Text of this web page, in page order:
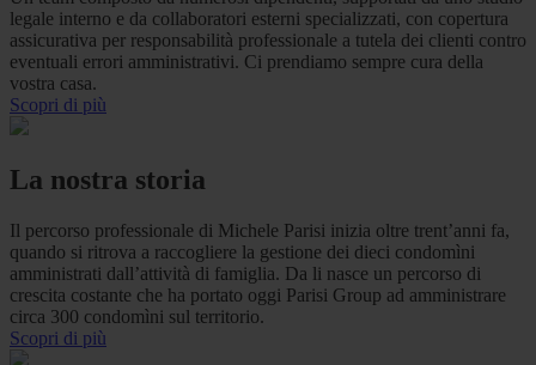
legale interno e da collaboratori esterni specializzati, con copertura
assicurativa per responsabilità professionale a tutela dei clienti contro
eventuali errori amministrativi. Ci prendiamo sempre cura della
vostra casa.
Scopri di più
La nostra storia
Il percorso professionale di Michele Parisi inizia oltre trent’anni fa,
quando si ritrova a raccogliere la gestione dei dieci condomìni
amministrati dall’attività di famiglia. Da li nasce un percorso di
crescita costante che ha portato oggi Parisi Group ad amministrare
circa 300 condomìni sul territorio.
Scopri di più